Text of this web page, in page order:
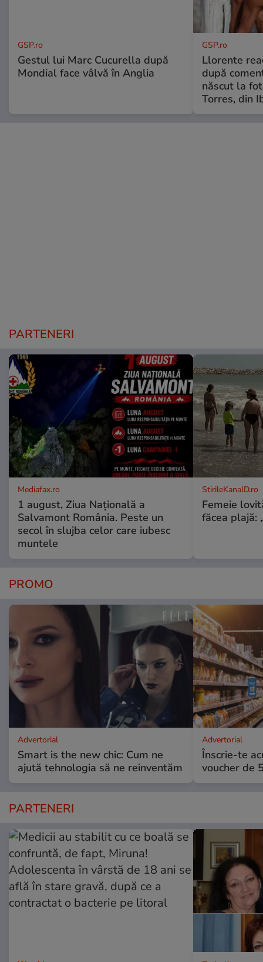
GSP.ro
Gestul lui Marc Cucurella după
Mondial face vâlvă în Anglia
GSP.ro
Llorente
după
născut la
Torres, din
PARTENERI
Mediafax.ro
1 august, Ziua Națională a
Salvamont România. Peste un
secol în slujba celor care iubesc
muntele
StirileKanalD.ro
Femeie
făcea plajă:
PROMO
Advertorial
Smart is the new chic: Cum ne
ajută tehnologia să ne reinventăm
Advertorial
Înscrie-te
voucher de
PARTENERI